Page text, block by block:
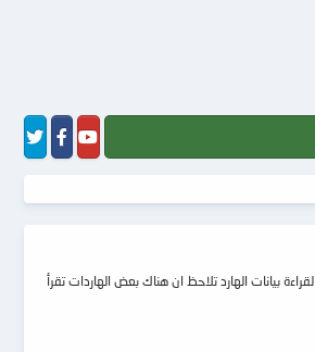
معى برنامج اصلاح الهاردالسيجيت F3 وشغال جميل عن طريق الترمينال لكن هناك مشكلة فى بعض الهاردات السيجيت بعد توصيل الترمينال واختيار الكوم واختيار التعامل مع الهارد وعند الضغط على الامر info desk لقراءة بيانات الهارد تلاحظ ان هناك بعض الهاردات تقرأ